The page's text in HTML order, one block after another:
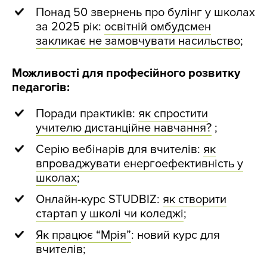
Понад 50 звернень про булінг у школах
за 2025 рік: освітній омбудсмен
закликає не замовчувати насильство;
Можливості для професійного розвитку
педагогів:
Поради практиків: як спростити
учителю дистанційне навчання? ;
Серію вебінарів для вчителів: як
впроваджувати енергоефективність у
школах;
Онлайн-курс STUDBIZ: як створити
стартап у школі чи коледжі;
Як працює “Мрія”: новий курс для
вчителів;